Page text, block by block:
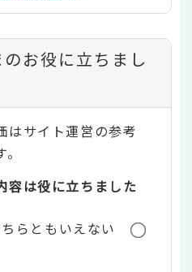
お役に立ちまし
はサイト運営の参考
容は役に立ちました
ちらともいえない